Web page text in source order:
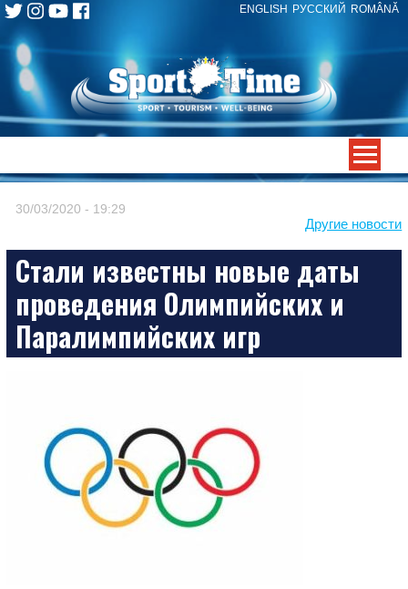
ENGLISH РУССКИЙ ROMÂNĂ
Skip
content
Другие новости
30/03/2020 - 19:29
Стали известны новые даты
проведения Олимпийских и
Паралимпийских игр